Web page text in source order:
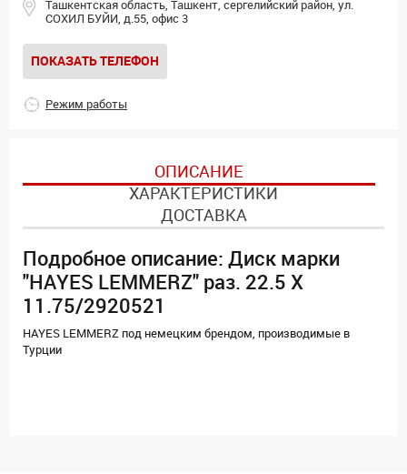
Ташкентская область, Ташкент, сергелийский район, ул.
СОХИЛ БУЙИ, д.55, офис 3
ПОКАЗАТЬ ТЕЛЕФОН
Режим работы
ОПИСАНИЕ
ХАРАКТЕРИСТИКИ
ДОСТАВКА
Подробное описание: Диск марки
"HAYES LEMMERZ" раз. 22.5 Х
11.75/2920521
HAYES LEMMERZ под немецким брендом, производимые в
Турции